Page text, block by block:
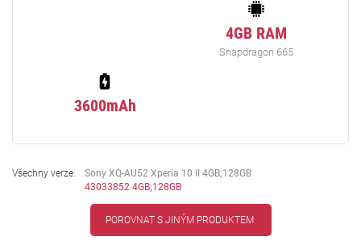
4GB RAM
Snapdragon 665
3600mAh
Všechny verze:
Sony XQ-AU52 Xperia 10 II 4GB;128GB
43033852 4GB;128GB
POROVNAT S JINÝM PRODUKTEM